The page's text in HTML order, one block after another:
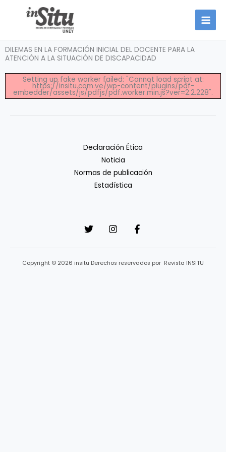
DILEMAS EN LA FORMACIÓN INICIAL DEL DOCENTE PARA LA
ATENCIÓN A LA SITUACIÓN DE DISCAPACIDAD
Setting up fake worker failed: "Cannot load script at:
https://insitu.com.ve/wp-content/plugins/pdf-
embedder/assets/js/pdfjs/pdf.worker.min.js?ver=2.2.228".
Declaración Ética
Noticia
Normas de publicación
Estadística
Copyright © 2026 insitu Derechos reservados por Revista INSITU